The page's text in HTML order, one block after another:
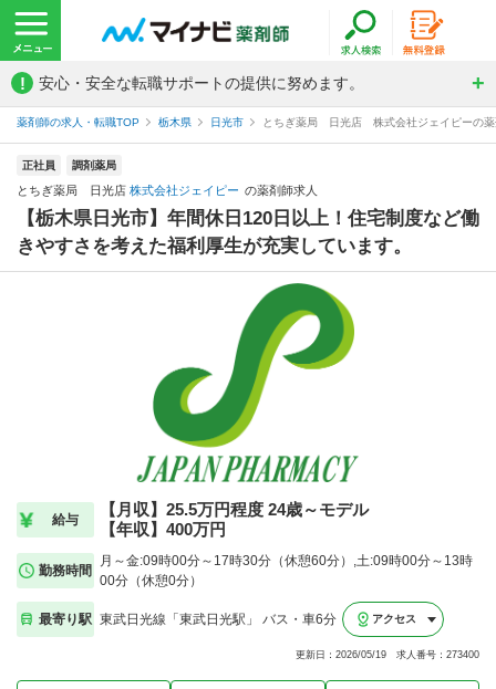
! 安心・安全な転職サポートの提供に努めます。
薬剤師の求人・転職TOP 栃木県 日光市 とちぎ薬局 日光店 株式会社ジェイピーの薬
正社員 調剤薬局
とちぎ薬局 日光店 株式会社ジェイピー の薬剤師求人
【栃木県日光市】年間休日120日以上！住宅制度など働
きやすさを考えた福利厚生が充実しています。
給与
【月収】25.5万円程度 24歳～モデル
【年収】400万円
勤務時間
月～金:09時00分～17時30分（休憩60分）,土:09時00分～13時
00分（休憩0分）
最寄り駅 東武日光線「東武日光駅」 バス・車6分 アクセス
更新日：2026/05/19 求人番号：273400